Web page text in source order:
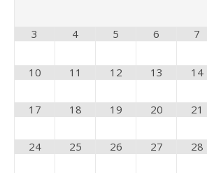
3 4 5 6 7
10 11 12 13 14
17 18 19 20 21
24 25 26 27 28